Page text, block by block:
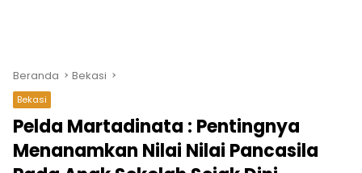
Beranda Bekasi
Bekasi
Pelda Martadinata : Pentingnya
Menanamkan Nilai Nilai Pancasila